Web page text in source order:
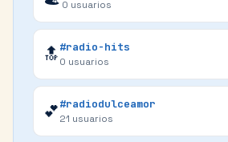
0 usuarios
🔝#radio-hits
0 usuarios
💕#radiodulceamor
21 usuarios